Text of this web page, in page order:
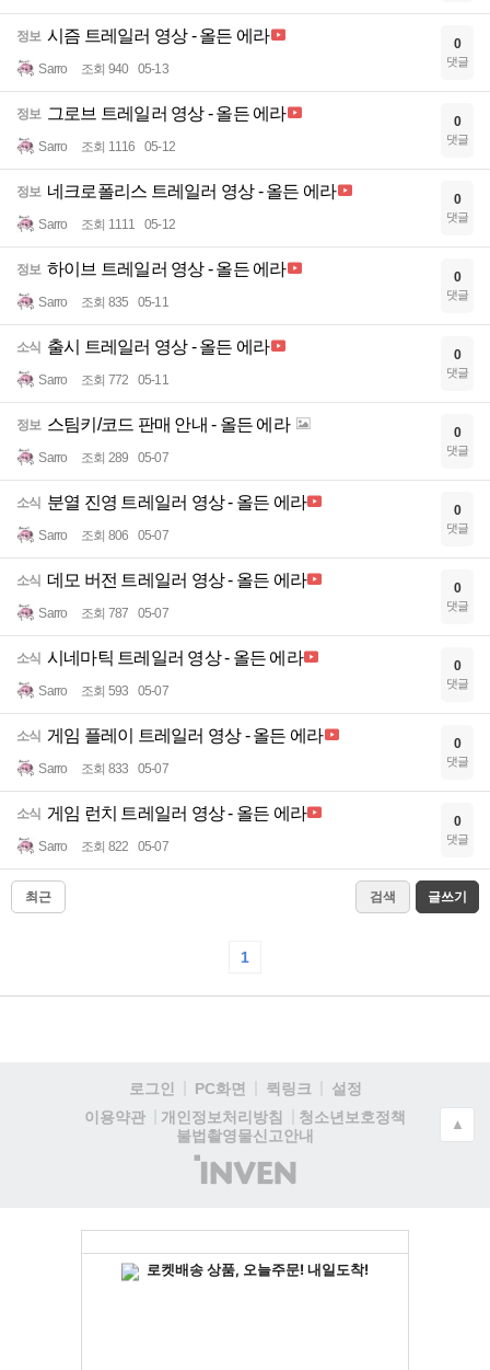
정보 시즘 트레일러 영상 - 올든 에라
Sarro 조회 940 05-13
0
댓글
정보 그로브 트레일러 영상 - 올든 에라
Sarro 조회 1116 05-12
0
댓글
정보 네크로폴리스 트레일러 영상 - 올든 에라
Sarro 조회 1111 05-12
0
댓글
정보 하이브 트레일러 영상 - 올든 에라
Sarro 조회 835 05-11
0
댓글
소식 출시 트레일러 영상 - 올든 에라
Sarro 조회 772 05-11
0
댓글
정보 스팀키/코드 판매 안내 - 올든 에라
Sarro 조회 289 05-07
0
댓글
소식 분열 진영 트레일러 영상 - 올든 에라
Sarro 조회 806 05-07
0
댓글
소식 데모 버전 트레일러 영상 - 올든 에라
Sarro 조회 787 05-07
0
댓글
소식 시네마틱 트레일러 영상 - 올든 에라
Sarro 조회 593 05-07
0
댓글
소식 게임 플레이 트레일러 영상 - 올든 에라
Sarro 조회 833 05-07
0
댓글
소식 게임 런치 트레일러 영상 - 올든 에라
Sarro 조회 822 05-07
0
댓글
최근 검색 글쓰기
1
로그인 PC화면 퀵링크
설정
이용약관
개인정보처리방침
청소년보호정책
불법촬영물신고안내
(주)
인
▲